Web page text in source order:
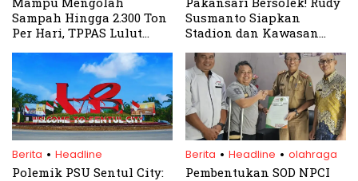
Sampah Hingga 2.300 Ton
Per Hari, TPPAS Lulut
Rp900 Miliar
Susmanto Siapkan
Stadion dan Kawasan
2026
Berita . Headline
Polemik PSU Sentul City:
Berita . Headline . olahraga
Pembentukan SOD NPCI